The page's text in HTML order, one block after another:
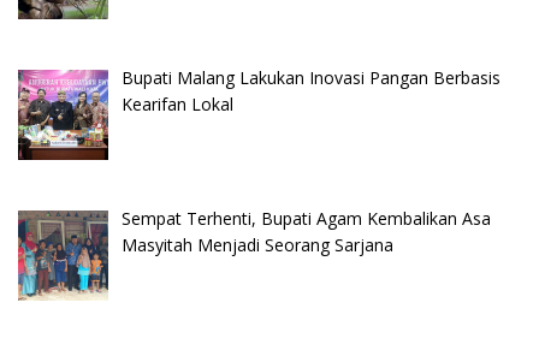
Bupati Malang Lakukan Inovasi Pangan Berbasis
Kearifan Lokal
Sempat Terhenti, Bupati Agam Kembalikan Asa
Masyitah Menjadi Seorang Sarjana